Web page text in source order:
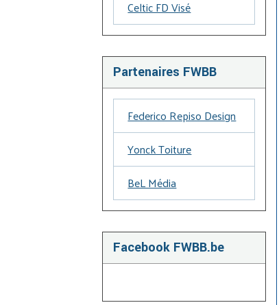
Celtic FD Visé
Partenaires FWBB
Federico Repiso Design
Yonck Toiture
BeL Média
Facebook FWBB.be